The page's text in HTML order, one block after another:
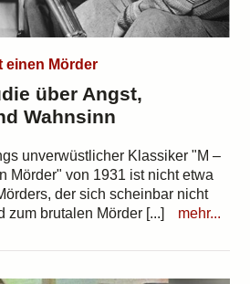
einen Mörder
über Angst,
Wahnsinn
unverwüstlicher Klassiker "M –
Mörder" von 1931 ist nicht etwa
der sich scheinbar nicht
zum brutalen Mörder [...]
mehr...